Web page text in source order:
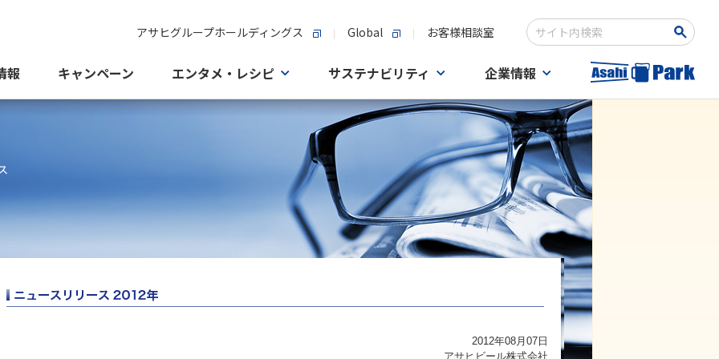
アサヒグループホールディングス Global お客様相談室 検索キーワード入力
報 キャンペーン エンタメ・レシピ サステナビリティ 企業情報
2012年08月07日
アサヒビール株式会社